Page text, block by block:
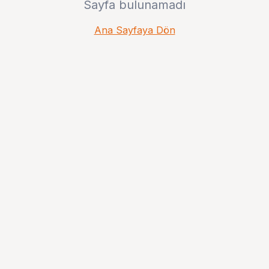
Sayfa bulunamadı
Ana Sayfaya Dön